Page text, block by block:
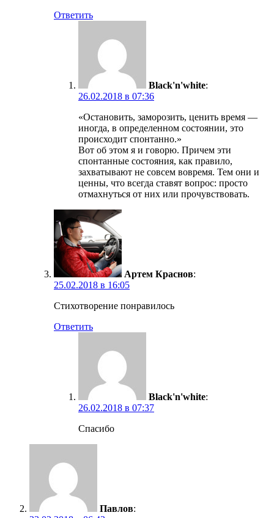
Ответить
Black'n'white:
26.02.2018 в 07:36
«Остановить, заморозить, ценить время —
иногда, в определенном состоянии, это
происходит спонтанно.»
Вот об этом я и говорю. Причем эти
спонтанные состояния, как правило,
захватывают не совсем вовремя. Тем они и
ценны, что всегда ставят вопрос: просто
отмахнуться от них или прочувствовать.
Артем Краснов:
25.02.2018 в 16:05
Стихотворение понравилось
Ответить
Black'n'white:
26.02.2018 в 07:37
Спасибо
Павлов: